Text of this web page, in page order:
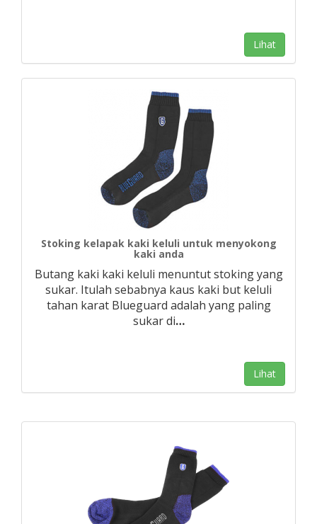
Lihat
Stoking kelapak kaki keluli untuk menyokong
kaki anda
Butang kaki kaki keluli menuntut stoking yang
sukar. Itulah sebabnya kaus kaki but keluli
tahan karat Blueguard adalah yang paling
sukar di…
Lihat